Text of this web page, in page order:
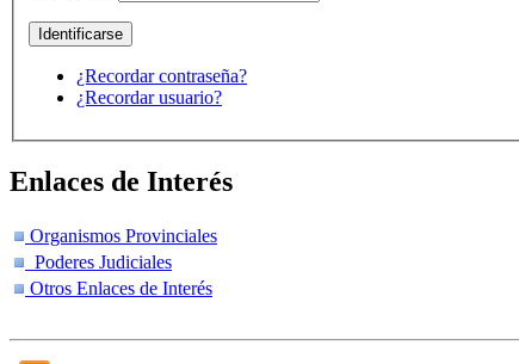
¿Recordar contraseña?
¿Recordar usuario?
Enlaces de Interés
Organismos Provinciales
Poderes Judiciales
Otros Enlaces de Interés